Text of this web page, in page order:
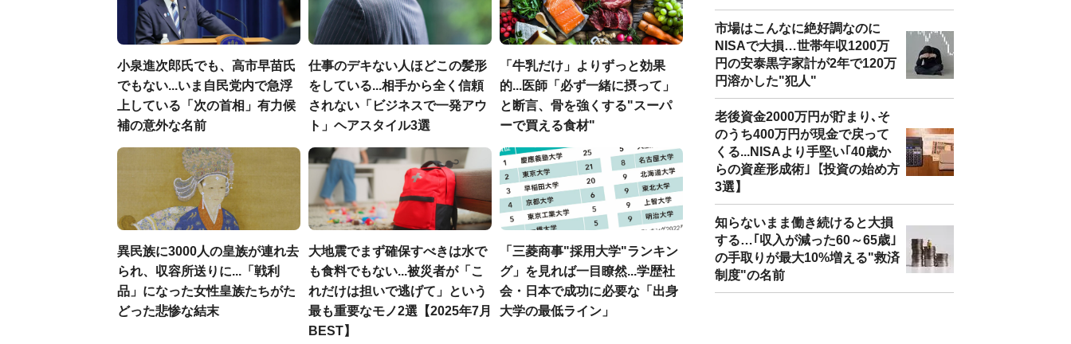
小泉進次郎氏でも、高市早苗氏
でもない...いま自民党内で急浮
上している「次の首相」有力候
補の意外な名前
仕事のデキない人ほどこの髪形
をしている...相手から全く信頼
されない「ビジネスで一発アウ
ト」ヘアスタイル3選
「牛乳だけ」よりずっと効果
的...医師「必ず一緒に摂って」
と断言、骨を強くする"スーパ
ーで買える食材"
異民族に3000人の皇族が連れ去
られ、収容所送りに...「戦利
品」になった女性皇族たちがた
どった悲惨な結末
大地震でまず確保すべきは水で
も食料でもない...被災者が「こ
れだけは担いで逃げて」という
最も重要なモノ2選【2025年7月
BEST】
「三菱商事"採用大学"ランキン
グ」を見れば一目瞭然...学歴社
会・日本で成功に必要な「出身
大学の最低ライン」
市場はこんなに絶好調なのに
NISAで大損…世帯年収1200万
円の安泰黒字家計が2年で120万
円溶かした"犯人"
老後資金2000万円が貯まり､そ
のうち400万円が現金で戻って
くる...NISAより手堅い｢40歳か
らの資産形成術｣【投資の始め方
3選】
知らないまま働き続けると大損
する…｢収入が減った60～65歳｣
の手取りが最大10%増える"救済
制度"の名前